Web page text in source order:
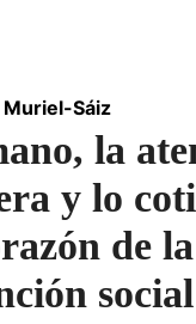
la
y lo
de la
social
Sáiz